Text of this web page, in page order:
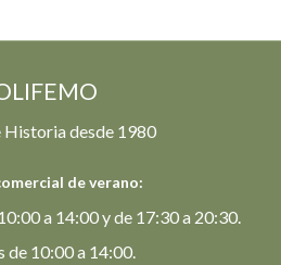
Historia desde 1980
de verano:
a 14:00 y de 17:30 a 20:30.
de 10:00 a 14:00.